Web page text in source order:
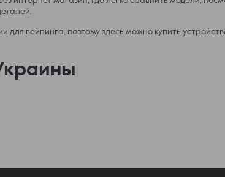
вейпинга, поэтому здесь можно купить